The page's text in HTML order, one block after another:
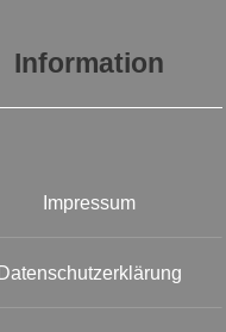
Information
Impressum
Datenschutzerklärung